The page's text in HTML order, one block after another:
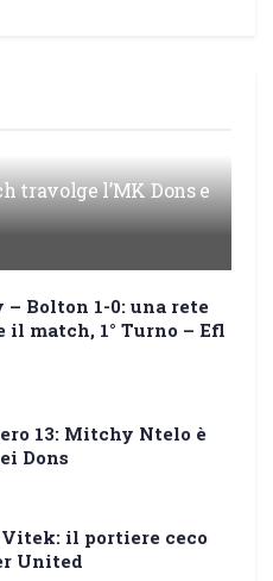
travolge l’MK Dons e
Bolton 1-0: una rete
il match, 1° Turno – Efl
13: Mitchy Ntelo è
Dons
il portiere ceco
United